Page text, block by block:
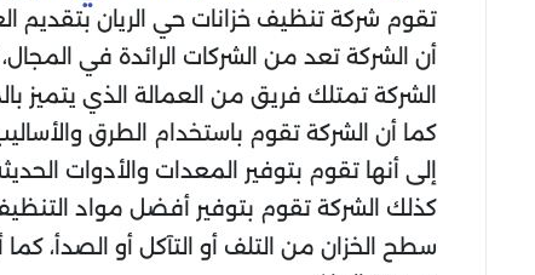
تقوم شركة تنظيف خزانات حي الريان بتقديم
أن الشركة تعد من الشركات الرائدة في
الشركة تمتلك فريق من العمالة الذي يتميز
كما أن الشركة تقوم باستخدام الطرق
إلى أنها تقوم بتوفير المعدات والأدوات
كذلك الشركة تقوم بتوفير أفضل مواد
سطح الخزان من التلف أو التآكل أو الصدأ،